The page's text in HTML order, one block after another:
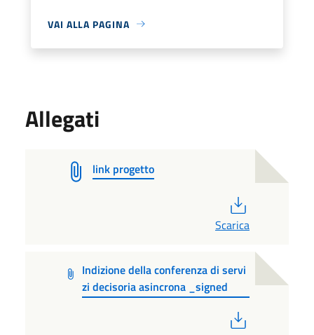
VAI ALLA PAGINA
Allegati
link progetto
Scarica
Indizione della conferenza di servi
zi decisoria asincrona _signed